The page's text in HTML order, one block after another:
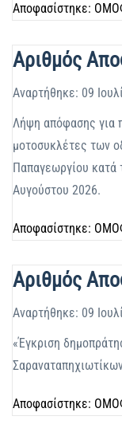
Αποφασίστηκε:
Αριθμός
Αναρτήθηκε: 09
Λήψη απόφασης για
μοτοσυκλέτες των
Παπαγεωργίου κατά
Αυγούστου 2026.
Αποφασίστηκε:
Αριθμός
Αναρτήθηκε: 09
«Έγκριση
Αποφασίστηκε: